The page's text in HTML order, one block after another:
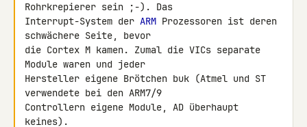
Rohrkrepierer sein ;-). Das
Interrupt-System der ARM Prozessoren ist deren
schwächere Seite, bevor
die Cortex M kamen. Zumal die VICs separate
Module waren und jeder
Hersteller eigene Brötchen buk (Atmel und ST
verwendete bei den ARM7/9
Controllern eigene Module, AD überhaupt
keines).